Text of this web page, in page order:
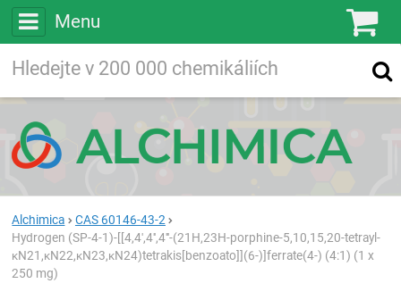
Menu
Vyhledávání
Alchimica
CAS 60146-43-2
Hydrogen (SP-4-1)-[[4,4',4'',4'''-(21H,23H-porphine-5,10,15,20-tetrayl-
κN21,κN22,κN23,κN24)tetrakis[benzoato]](6-)]ferrate(4-) (4:1) (1 x
250 mg)